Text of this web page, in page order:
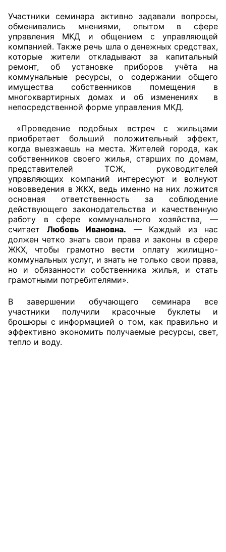
Общественный штаб
Члены ОП КО
Документы ОП КО
Регламент ОП КО
Кодекс этики ОП КО
Положения
Соглашения
Рекомендации
Порядок работы ЦОН
Аппарат ОП КО
УСТАВ ГКУ “АППАРАТ ОП КО”
Доходы руководителя за 2024 г.
Участники семинара активно задавали вопросы,
обменивались мнениями, опытом в сфере
управления МКД и общением с управляющей
компанией. Также речь шла о денежных средствах,
которые жители откладывают за капитальный
ремонт, об установке приборов учёта на
коммунальные ресурсы, о содержании общего
имущества собственников помещения в
многоквартирных домах и об изменениях в
непосредственной форме управления МКД.
«Проведение подобных встреч с жильцами
приобретает больший положительный эффект,
когда выезжаешь на места. Жителей города, как
собственников своего жилья, старших по домам,
представителей ТСЖ, руководителей
управляющих компаний интересуют и волнуют
нововведения в ЖКХ, ведь именно на них ложится
основная ответственность за соблюдение
действующего законодательства и качественную
работу в сфере коммунального хозяйства, —
считаетЛюбовь Ивановна. — Каждый из нас
должен четко знать свои права и законы в сфере
ЖКХ, чтобы грамотно вести оплату жилищно-
коммунальных услуг, и знать не только свои права,
но и обязанности собственника жилья, и стать
грамотными потребителями».
В завершении обучающего семинара все
участники получили красочные буклеты и
брошюры с информацией о том, как правильно и
эффективно экономить получаемые ресурсы, свет,
тепло и воду.